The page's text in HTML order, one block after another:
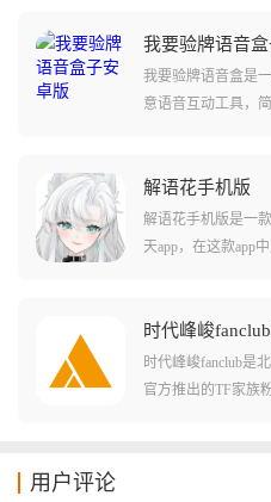
他ai聊天app上和角
从不同软件之间迁
户们体验到许多不
我要验牌语音
我要验牌语音盒是
意语音互动工具，
方的底牌，瞬间把
直接拉满。
解语花手机版
解语花手机版是一
天app，在这款app
色的每个细节，甚
以变化的!在软件中
展开全新的虚拟社
时代峰峻
时代峰峻fanclub是
官方推出的TF家族
用户评论